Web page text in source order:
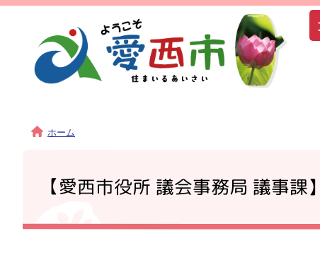
ホーム
【愛西市役所 議会事務局 議事課